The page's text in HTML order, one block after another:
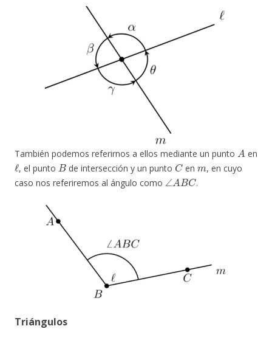
También podemos referirnos a ellos mediante un punto
A
en
ℓ
, el punto
B
de intersección y un punto
C
en
m
, en cuyo
caso nos referiremos al ángulo como
∠ ABC
.
Triángulos